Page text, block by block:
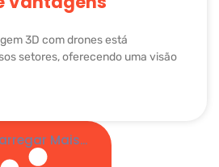
3D com drones está
setores, oferecendo uma visão
Mais...